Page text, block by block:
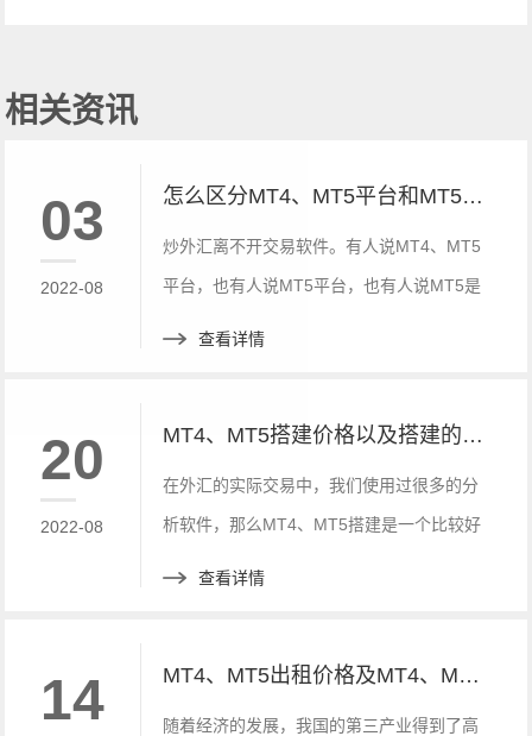
相关资讯
03
2022-08
怎么区分MT4、MT5平台和MT5平台有哪些区别？
炒外汇离不开交易软件。有人说MT4、MT5
平台，也有人说MT5平台，也有人说MT5是
查看详情
20
2022-08
MT4、MT5搭建价格以及搭建的流程
在外汇的实际交易中，我们使用过很多的分
析软件，那么MT4、MT5搭建是一个比较好
查看详情
14 MT4、MT5出租价格及MT4、MT5对大家的影响
随着经济的发展，我国的第三产业得到了高